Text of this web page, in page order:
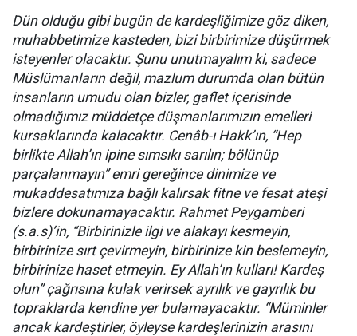
Dün olduğu gibi bugün de kardeşliğimize göz diken,
muhabbetimize kasteden, bizi birbirimize düşürmek
isteyenler olacaktır. Şunu unutmayalım ki, sadece
Müslümanların değil, mazlum durumda olan bütün
insanların umudu olan bizler, gaflet içerisinde
olmadığımız müddetçe düşmanlarımızın emelleri
kursaklarında kalacaktır. Cenâb-ı Hakk’ın, “Hep
birlikte Allah’ın ipine sımsıkı sarılın; bölünüp
parçalanmayın” emri gereğince dinimize ve
mukaddesatımıza bağlı kalırsak fitne ve fesat ateşi
bizlere dokunamayacaktır. Rahmet Peygamberi
(s.a.s)’in, “Birbirinizle ilgi ve alakayı kesmeyin,
birbirinize sırt çevirmeyin, birbirinize kin beslemeyin,
birbirinize haset etmeyin. Ey Allah’ın kulları! Kardeş
olun” çağrısına kulak verirsek ayrılık ve gayrılık bu
topraklarda kendine yer bulamayacaktır. “Müminler
ancak kardeştirler, öyleyse kardeşlerinizin arasını